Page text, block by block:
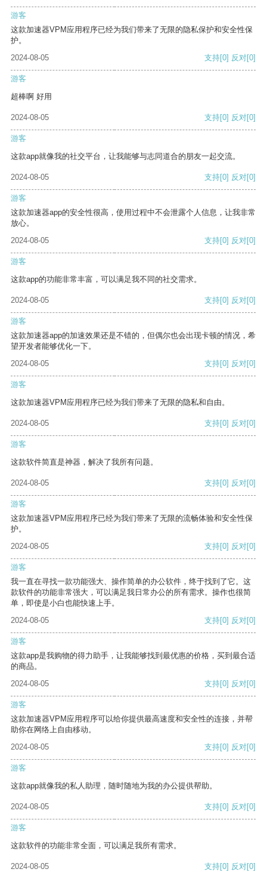
游客
这款加速器VPM应用程序已经为我们带来了无限的隐私保护和安全性保
护。
2024-08-05
支持[0] 反对[0]
游客
超棒啊 好用
2024-08-05 支持[0] 反对[0]
游客
这款app就像我的社交平台，让我能够与志同道合的朋友一起交流。
2024-08-05 支持[0] 反对[0]
游客
这款加速器app的安全性很高，使用过程中不会泄露个人信息，让我非常
放心。
2024-08-05
支持[0] 反对[0]
游客
这款app的功能非常丰富，可以满足我不同的社交需求。
2024-08-05 支持[0] 反对[0]
游客
这款加速器app的加速效果还是不错的，但偶尔也会出现卡顿的情况，希
望开发者能够优化一下。
2024-08-05
支持[0] 反对[0]
游客
这款加速器VPM应用程序已经为我们带来了无限的隐私和自由。
2024-08-05 支持[0] 反对[0]
游客
这款软件简直是神器，解决了我所有问题。
2024-08-05 支持[0] 反对[0]
游客
这款加速器VPM应用程序已经为我们带来了无限的流畅体验和安全性保
护。
2024-08-05
支持[0] 反对[0]
游客
我一直在寻找一款功能强大、操作简单的办公软件，终于找到了它。这
款软件的功能非常强大，可以满足我日常办公的所有需求。操作也很简
单，即使是小白也能快速上手。
2024-08-05
支持[0] 反对[0]
游客
这款app是我购物的得力助手，让我能够找到最优惠的价格，买到最合适
的商品。
2024-08-05
支持[0] 反对[0]
游客
这款加速器VPM应用程序可以给你提供最高速度和安全性的连接，并帮
助你在网络上自由移动。
2024-08-05
支持[0] 反对[0]
游客
这款app就像我的私人助理，随时随地为我的办公提供帮助。
2024-08-05 支持[0] 反对[0]
游客
这款软件的功能非常全面，可以满足我所有需求。
2024-08-05 支持[0] 反对[0]